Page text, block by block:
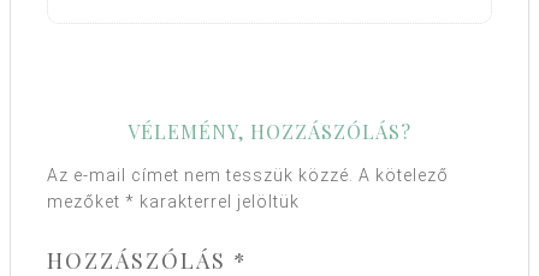
VÉLEMÉNY, HOZZÁSZÓLÁS?
Az e-mail címet nem tesszük közzé. A kötelező
mezőket * karakterrel jelöltük
HOZZÁSZÓLÁS *